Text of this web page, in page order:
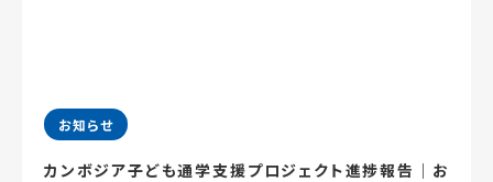
お知らせ
カンボジア子ども通学支援プロジェクト進捗報告｜お